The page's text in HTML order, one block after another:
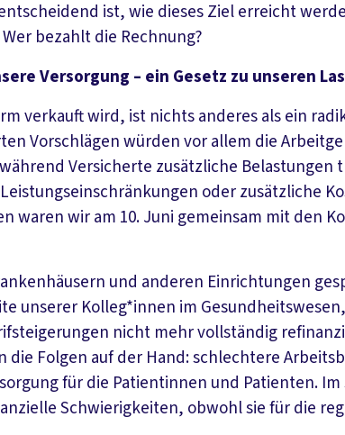
ist, wie dieses Ziel erreicht
bezahlt die Rechnung?
Versorgung – ein Gesetz zu unseren
verkauft wird, ist nichts anderes als ein
Vorschlägen würden vor allem die
Versicherte zusätzliche Belastungen
oder zusätzliche
waren wir am 10. Juni gemeinsam mit den
und anderen Einrichtungen
unserer Kolleg*innen im
nicht mehr vollständig
die Folgen auf der Hand: schlechtere
für die Patientinnen und Patienten.
Schwierigkeiten, obwohl sie für die